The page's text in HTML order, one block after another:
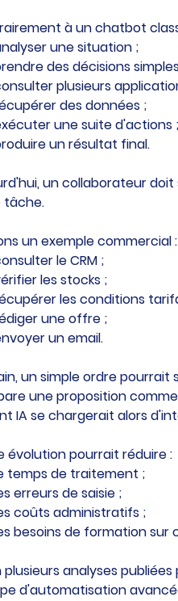
à un chatbot
une situation ;
des décisions
plusieurs
des données ;
une suite d'actions ;
un résultat final.
un collaborateur
tâche.
un exemple commercial :
le CRM ;
les stocks ;
les conditions
une offre ;
un email.
un simple ordre pourrait
une proposition
IA se chargerait alors
évolution pourrait réduire :
temps de traitement ;
erreurs de saisie ;
coûts administratifs ;
besoins de formation sur
plusieurs analyses
d'automatisation